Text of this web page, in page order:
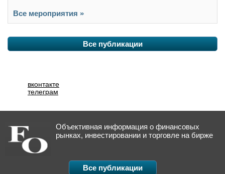
Все мероприятия »
Все публикации
вконтакте
телеграм
Объективная информация о финансовых
рынках, инвестировании и торговле на бирже
Все публикации